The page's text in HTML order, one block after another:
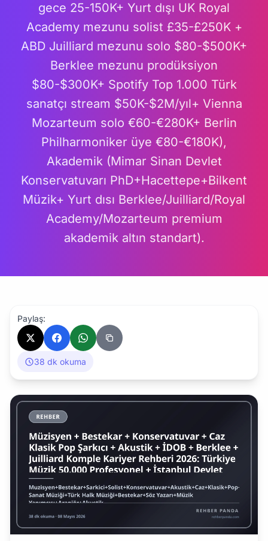
gece 25-150K+ Yurt dışı UK Royal
Academy mezunu solist £35-£250K +
ABD Juilliard mezunu solo $80-$500K+
Berklee mezunu prodüksiyon
$80-$300K+ Spotify Top 1.000 Türk
sanatçı stream $50K-$2M/yıl+ Vienna
Mozarteum solo €60-€280K+ Berlin
Philharmoniker üye €80-€180K),
Akademik (Mimar Sinan Devlet
Konservatuvarı PhD+Hacettepe+Bilkent
Müzik+ Yurt dısı Berklee/Juilliard/Royal
Academy/Mozarteum premium
akademik altın standart).
Paylaş:
38 dk okuma